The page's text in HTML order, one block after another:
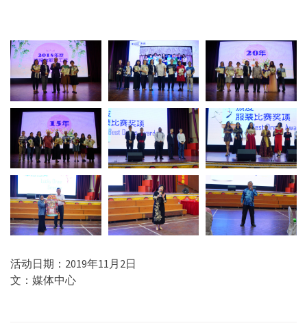
活动日期：2019年11月2日
文：媒体中心